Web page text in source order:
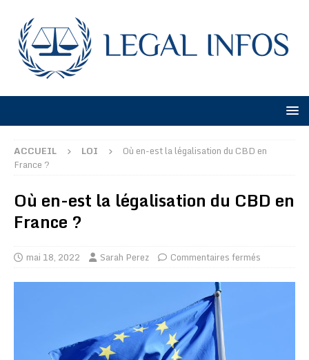
ACCUEIL LOI
Où en-est la légalisation du CBD en
France ?
Où en-est la légalisation du CBD en
France ?
mai 18, 2022 Sarah Perez Commentaires fermés